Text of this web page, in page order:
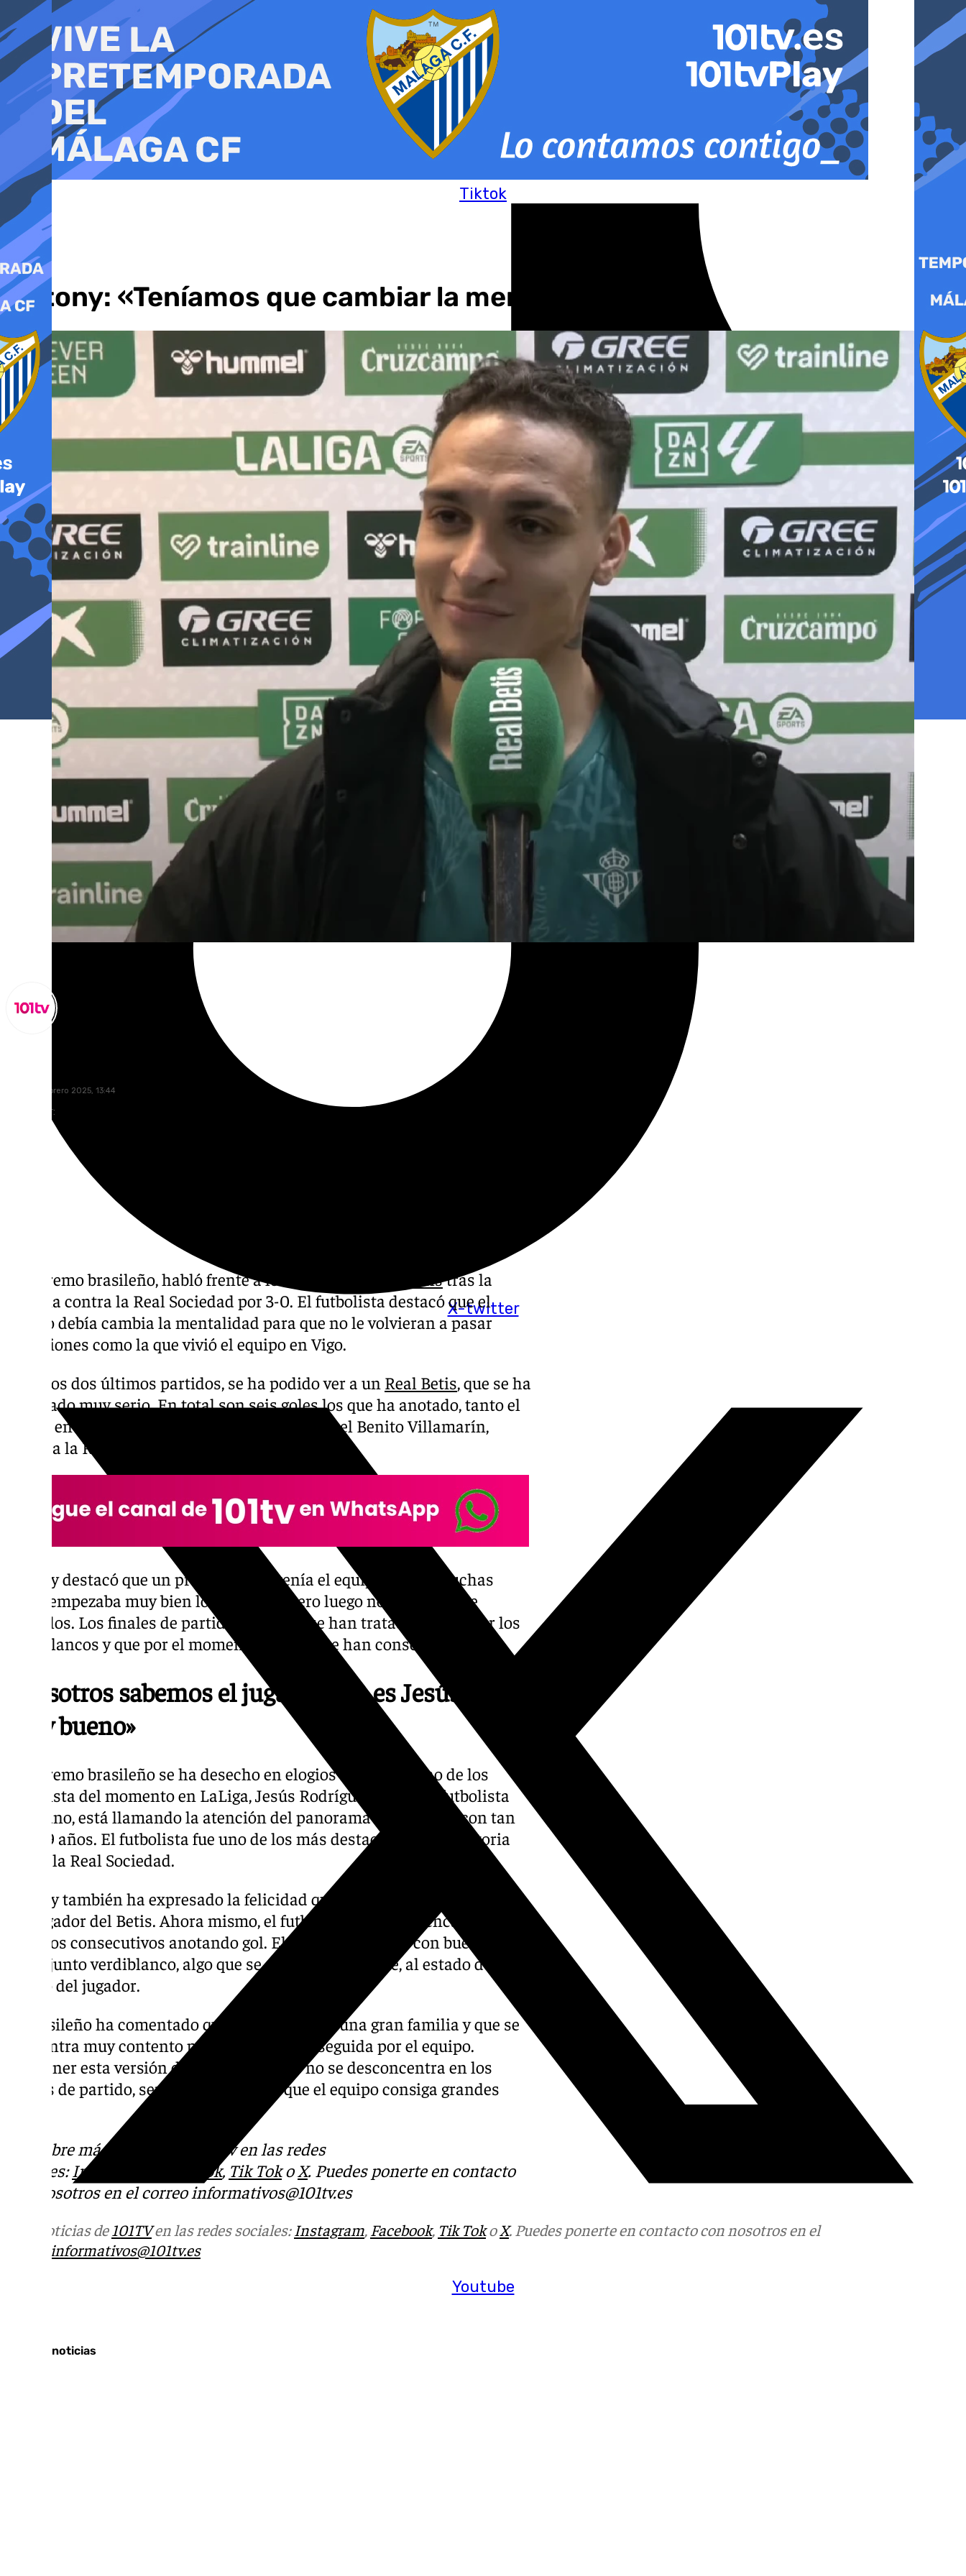
al
contenido
Tiktok
X-twitter
Youtube
Antony: «Teníamos que cambiar la mentalidad
lunes, 17 febrero 2025, 13:44
Compartir:
El extremo brasileño, habló frente a los micros del Real Betistras la
victoria contra la Real Sociedad por 3-0. El futbolista destacó que el
equipo debía cambia la mentalidad para que no le volvieran a pasar
situaciones como la que vivió el equipo en Vigo.
En estos dos últimos partidos, se ha podido ver a un Real Betis, que se ha
mostrado muy serio. En total son seis goles los que ha anotado, tanto el
jueves en Bélgica, frente al Gent, como ayer en el Benito Villamarín,
frente a la Real Sociedad.
Antony destacó que un problema que tenía el equipo es que muchas
veces empezaba muy bien los partidos, pero luego no era capaz de
cerrarlos. Los finales de partidos es algo que han tratado de mejorar los
verdiblancos y que por el momento parece que han conseguido hacer.
«Nosotros sabemos el jugador que es Jesús. Es
muy bueno»
El extremo brasileño se ha desecho en elogios del que es uno de los
futbolista del momento en LaLiga, Jesús Rodríguez. El joven futbolista
sevillano, está llamando la atención del panorama futbolístico con tan
solo 19 años. El futbolista fue uno de los más destacados en la victoria
frente la Real Sociedad.
Antony también ha expresado la felicidad que siente ahora mismo por
ser jugador del Betis. Ahora mismo, el futbolista brasileño encadena tres
partidos consecutivos anotando gol. El jugador ha caído con buen pie en
el conjunto verdiblanco, algo que se debe en gran parte, al estado de
ánimo del jugador.
El brasileño ha comentado que el vestuario es una gran familia y que se
encuentra muy contento por la victoria conseguida por el equipo.
Mantener esta versión del Real Betis, que no se desconcentra en los
finales de partido, será necesaria para que el equipo consiga grandes
Descubre más noticias de 101Tv en las redes
sociales:Instagram Facebook, Tik TokoX. Puedes ponerte en contacto
con nosotros en el correo informativos@101tv.es
Más noticias de101TVen las redes sociales:Instagram, Facebook, Tik TokoX. Puedes ponerte en contacto con nosotros en el
informativos@101tv.es
Últimas noticias